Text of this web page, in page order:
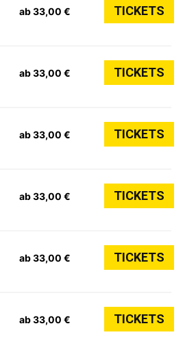
ab 33,00 € TICKETS
ab 33,00 € TICKETS
ab 33,00 € TICKETS
ab 33,00 € TICKETS
ab 33,00 € TICKETS
ab 33,00 € TICKETS